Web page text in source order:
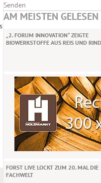
Senden
AM MEISTEN GELESEN
„2. FORUM INNOVATION“ ZEIGTE
BIOWERKSTOFFE AUS REIS UND
FORST LIVE LOCKT ZUM 20. MAL DIE
FACHWELT